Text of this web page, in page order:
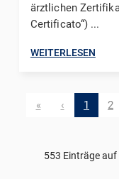
ärztlichen
Certificato“) ...
WEITERLESEN
« ‹ 1 2
553 Einträge auf